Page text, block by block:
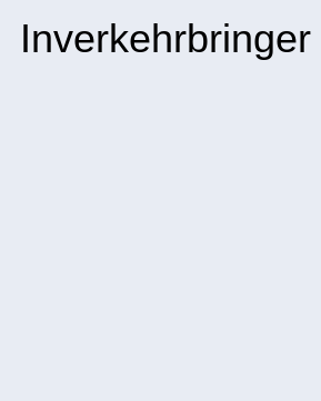
Inverkehrbringer